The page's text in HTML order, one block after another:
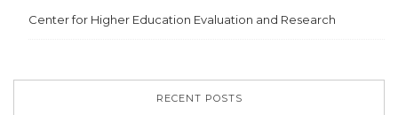
Center for Higher Education Evaluation and Research
RECENT POSTS